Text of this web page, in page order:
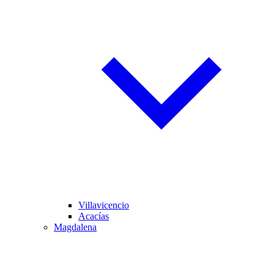
Villavicencio
Acacías
Magdalena